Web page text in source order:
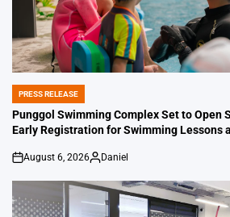
POSTED
IN
PRESS RELEASE
Punggol Swimming Complex Set to Open
Early Registration for Swimming Lessons
on
August 6, 2026
Posted
Daniel